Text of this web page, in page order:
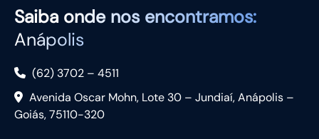
Saiba onde nos encontramos:
Anápolis
(62) 3702 – 4511
Avenida Oscar Mohn, Lote 30 – Jundiaí, Anápolis –
Goiás, 75110-320